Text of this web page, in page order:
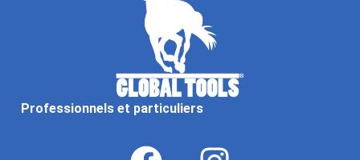
Professionnels et particuliers